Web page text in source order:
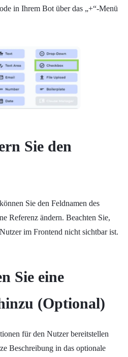
in Ihrem Bot über das „+“-Menü
Sie den
Sie den Feldnamen des
Referenz ändern. Beachten Sie,
im Frontend nicht sichtbar ist.
Sie eine
(Optional)
für den Nutzer bereitstellen
Beschreibung in das optionale